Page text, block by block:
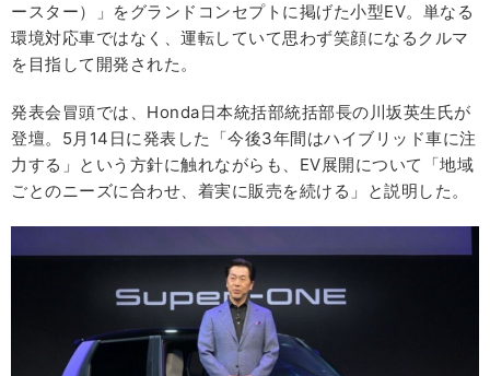
ースター）」をグランドコンセプトに掲げた小型EV。単なる
環境対応車ではなく、運転していて思わず笑顔になるクルマ
を目指して開発された。
発表会冒頭では、Honda日本統括部統括部長の川坂英生氏が
登壇。5月14日に発表した「今後3年間はハイブリッド車に注
力する」という方針に触れながらも、EV展開について「地域
ごとのニーズに合わせ、着実に販売を続ける」と説明した。